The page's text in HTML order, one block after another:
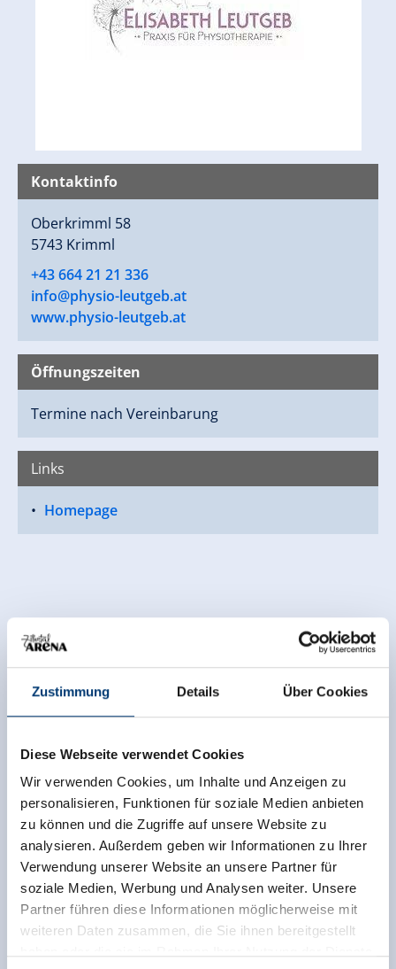
Zustimmung Details Über Cookies
Diese Webseite verwendet Cookies
Wir verwenden Cookies, um Inhalte und Anzeigen zu
personalisieren, Funktionen für soziale Medien anbieten
zu können und die Zugriffe auf unsere Website zu
analysieren. Außerdem geben wir Informationen zu Ihrer
Verwendung unserer Website an unsere Partner für
soziale Medien, Werbung und Analysen weiter. Unsere
Partner führen diese Informationen möglicherweise mit
weiteren Daten zusammen, die Sie ihnen bereitgestellt
Kontaktinfo
Oberkrimml 58
5743 Krimml
+43 664 21 21 336
info@physio-leutgeb.at
www.physio-leutgeb.at
Öffnungszeiten
Termine nach Vereinbarung
Links
Homepage